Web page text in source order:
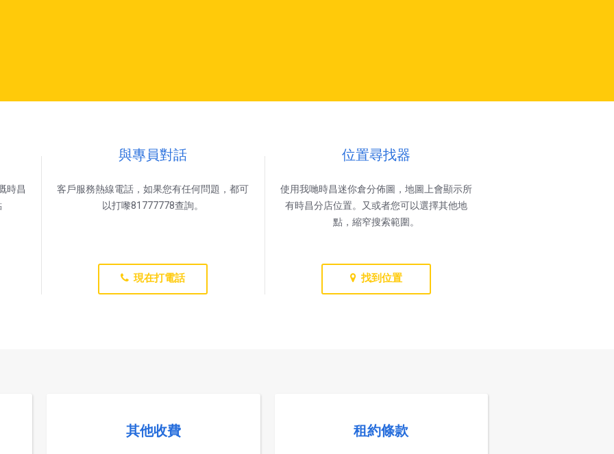
時昌
與專員對話
客戶服務熱線電話，如果您有任何問題，都可
以打嚟81777778查詢。
現在打電話
位置尋找器
使用我哋時昌迷你倉分佈圖，地圖上會顯示所
有時昌分店位置。又或者您可以選擇其他地
點，縮窄搜索範圍。
找到位置
其他收費 租約條款